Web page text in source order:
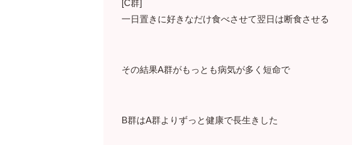
[C群]
一日置きに好きなだけ食べさせて翌日は断食させる
その結果A群がもっとも病気が多く短命で
B群はA群よりずっと健康で長生きした